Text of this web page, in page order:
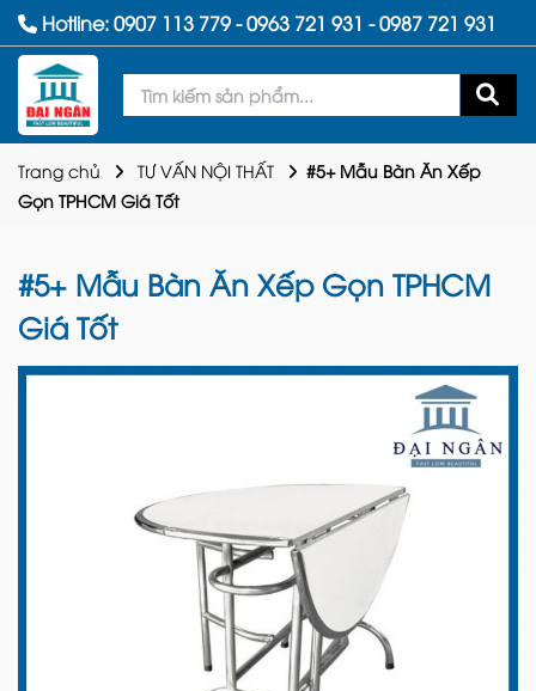
Hotline:0907 113 779-0963 721 931 -0987 721 931
Trang chủ TƯ VẤN NỘI THẤT
#5+ Mẫu Bàn Ăn Xếp
Gọn TPHCM Giá Tốt
#5+ Mẫu Bàn Ăn Xếp Gọn TPHCM
Giá Tốt